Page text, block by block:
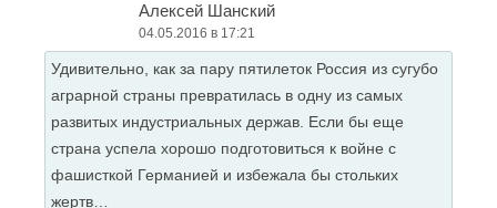
Алексей Шанский
04.05.2016 в 17:21
Удивительно, как за пару пятилеток Россия из сугубо
аграрной страны превратилась в одну из самых
развитых индустриальных держав. Если бы еще
страна успела хорошо подготовиться к войне с
фашисткой Германией и избежала бы стольких
жертв…